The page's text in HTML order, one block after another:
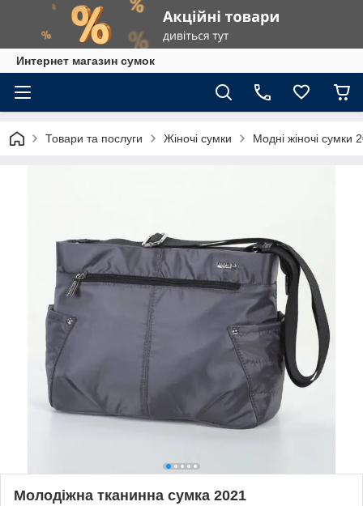
Интернет магазин сумок
Товари та послуги Жіночі сумки Модні жіночі сумки
Молодіжна тканинна сумка 2021